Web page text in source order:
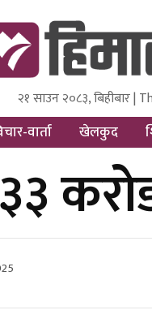
Press
NewsyNepal Media and
२१ साउन २०८३, बिहीबार |
वार्ता खेलकुद